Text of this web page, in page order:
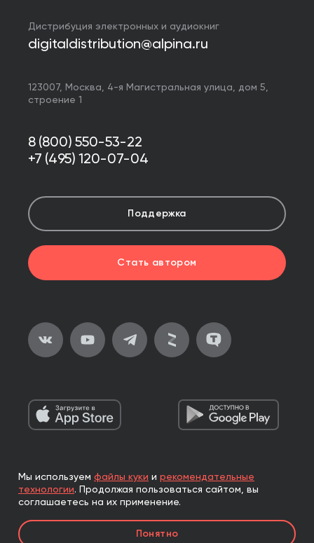
Дистрибуция электронных и аудиокниг
digitaldistribution@alpina.ru
123007, Москва, 4-я Магистральная улица, дом 5,
строение 1
8 (800) 550-53-22
+7 (495) 120-07-04
Поддержка
Стать автором
2026, ООО «Альпина Паблишер»
Все права защищены
Книги реализуются ООО «Альпина Паблишер»
по договору комиссии с ООО «Альпина нон-фикшн»,
Мы используем файлы куки и рекомендательные
технологии. Продолжая пользоваться сайтом, вы
соглашаетесь на их применение.
Понятно